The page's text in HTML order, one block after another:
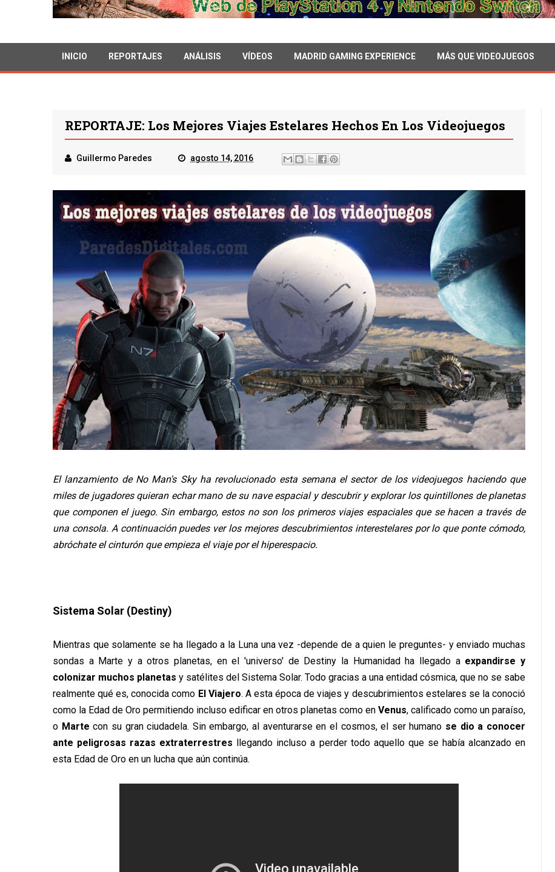
INICIO REPORTAJES ANÁLISIS VÍDEOS MADRID GAMING EXPERIENCE MÁS QUE VIDEOJUEGOS
REPORTAJE: Los Mejores Viajes Estelares Hechos En Los Videojuegos
Guillermo Paredes agosto 14, 2016
El lanzamiento de No Man's Sky ha revolucionado esta semana el sector de los videojuegos haciendo que
miles de jugadores quieran echar mano de su nave espacial y descubrir y explorar los quintillones de planetas
que componen el juego. Sin embargo, estos no son los primeros viajes espaciales que se hacen a través de
una consola. A continuación puedes ver los mejores descubrimientos interestelares por lo que ponte cómodo,
abróchate el cinturón que empieza el viaje por el hiperespacio.
Sistema Solar (Destiny)
Mientras que solamente se ha llegado a la Luna una vez -depende de a quien le preguntes- y enviado muchas
sondas a Marte y a otros planetas, en el 'universo' de Destiny la Humanidad ha llegado a expandirse y
colonizar muchos planetas y satélites del Sistema Solar. Todo gracias a una entidad cósmica, que no se sabe
realmente qué es, conocida como El Viajero. A esta época de viajes y descubrimientos estelares se la conoció
como la Edad de Oro permitiendo incluso edificar en otros planetas como en Venus, calificado como un paraíso,
o Marte con su gran ciudadela. Sin embargo, al aventurarse en el cosmos, el ser humano se dio a conocer
ante peligrosas razas extraterrestres llegando incluso a perder todo aquello que se había alcanzado en
esta Edad de Oro en un lucha que aún continúa.